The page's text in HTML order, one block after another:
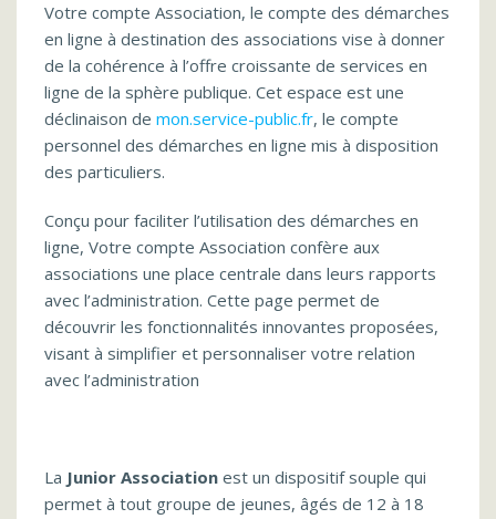
Votre compte Association, le compte des démarches
en ligne à destination des associations vise à donner
de la cohérence à l’offre croissante de services en
ligne de la sphère publique. Cet espace est une
déclinaison de mon.service-public.fr, le compte
personnel des démarches en ligne mis à disposition
des particuliers.
Conçu pour faciliter l’utilisation des démarches en
ligne, Votre compte Association confère aux
associations une place centrale dans leurs rapports
avec l’administration. Cette page permet de
découvrir les fonctionnalités innovantes proposées,
visant à simplifier et personnaliser votre relation
avec l’administration
La Junior Association est un dispositif souple qui
permet à tout groupe de jeunes, âgés de 12 à 18